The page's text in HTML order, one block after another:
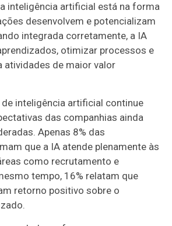
inteligência artificial está na forma
desenvolvem e potencializam
integrada corretamente, a IA
otimizar processos e
atividades de maior valor
de inteligência artificial continue
das companhias ainda
Apenas 8% das
que a IA atende plenamente às
como recrutamento e
tempo, 16% relatam que
retorno positivo sobre o